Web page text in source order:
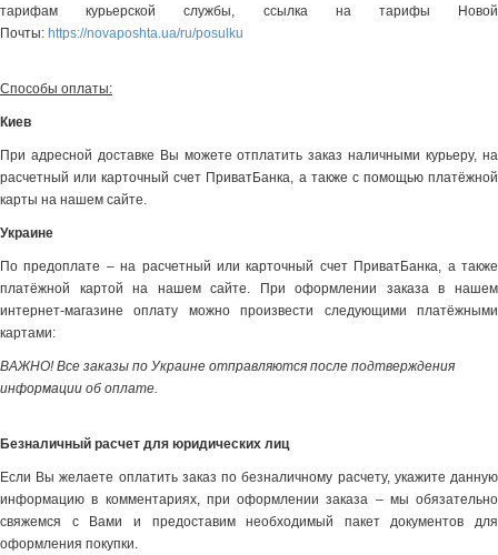
тарифам курьерской службы, ссылка на тарифы Новой
Почты: https://novaposhta.ua/ru/posulku
Способы оплаты:
Киев
При адресной доставке Вы можете отплатить заказ наличными курьеру, на
расчетный или карточный счет ПриватБанка, а также с помощью платёжной
карты на нашем сайте.
Украине
По предоплате – на расчетный или карточный счет ПриватБанка, а также
платёжной картой на нашем сайте. При оформлении заказа в нашем
интернет-магазине оплату можно произвести следующими платёжными
картами:
ВАЖНО! Все заказы по Украине отправляются после подтверждения
информации об оплате.
Безналичный расчет для юридических лиц
Если Вы желаете оплатить заказ по безналичному расчету, укажите данную
информацию в комментариях, при оформлении заказа – мы обязательно
свяжемся с Вами и предоставим необходимый пакет документов для
оформления покупки.